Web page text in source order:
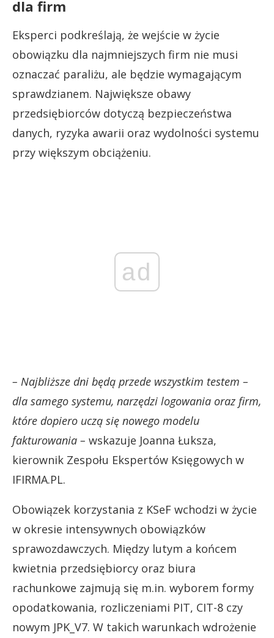
dla firm
Eksperci podkreślają, że wejście w życie
obowiązku dla najmniejszych firm nie musi
oznaczać paraliżu, ale będzie wymagającym
sprawdzianem. Największe obawy
przedsiębiorców dotyczą bezpieczeństwa
danych, ryzyka awarii oraz wydolności systemu
przy większym obciążeniu.
ad
– Najbliższe dni będą przede wszystkim testem –
dla samego systemu, narzędzi logowania oraz firm,
które dopiero uczą się nowego modelu
fakturowania – wskazuje Joanna Łuksza,
kierownik Zespołu Ekspertów Księgowych w
IFIRMA.PL.
Obowiązek korzystania z KSeF wchodzi w życie
w okresie intensywnych obowiązków
sprawozdawczych. Między lutym a końcem
kwietnia przedsiębiorcy oraz biura
rachunkowe zajmują się m.in. wyborem formy
opodatkowania, rozliczeniami PIT, CIT-8 czy
nowym JPK_V7. W takich warunkach wdrożenie